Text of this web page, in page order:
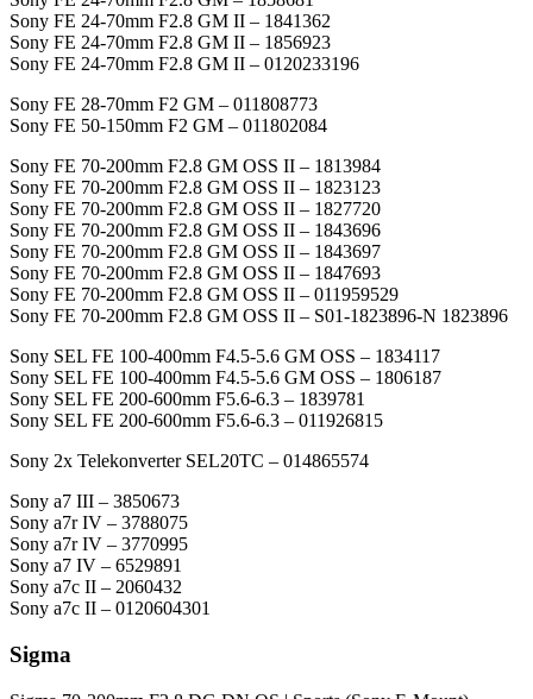
Sony FE 24-70mm F2.8 GM II – 1841362
Sony FE 24-70mm F2.8 GM II – 1856923
Sony FE 24-70mm F2.8 GM II – 0120233196
Sony FE 28-70mm F2 GM – 011808773
Sony FE 50-150mm F2 GM – 011802084
Sony FE 70-200mm F2.8 GM OSS II – 1813984
Sony FE 70-200mm F2.8 GM OSS II – 1823123
Sony FE 70-200mm F2.8 GM OSS II – 1827720
Sony FE 70-200mm F2.8 GM OSS II – 1843696
Sony FE 70-200mm F2.8 GM OSS II – 1843697
Sony FE 70-200mm F2.8 GM OSS II – 1847693
Sony FE 70-200mm F2.8 GM OSS II – 011959529
Sony FE 70-200mm F2.8 GM OSS II – S01-1823896-N 1823896
Sony SEL FE 100-400mm F4.5-5.6 GM OSS – 1834117
Sony SEL FE 100-400mm F4.5-5.6 GM OSS – 1806187
Sony SEL FE 200-600mm F5.6-6.3 – 1839781
Sony SEL FE 200-600mm F5.6-6.3 – 011926815
Sony 2x Telekonverter SEL20TC – 014865574
Sony a7 III – 3850673
Sony a7r IV – 3788075
Sony a7r IV – 3770995
Sony a7 IV – 6529891
Sony a7c II – 2060432
Sony a7c II – 0120604301
Sigma